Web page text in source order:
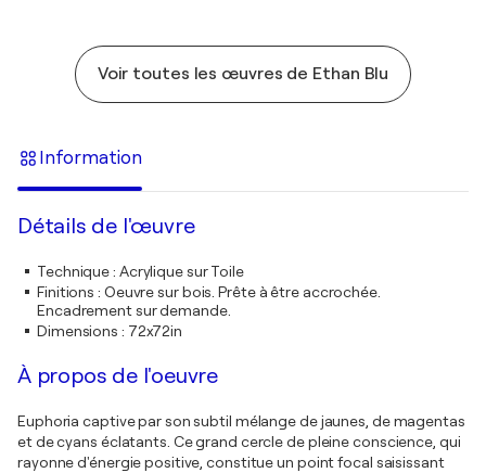
Voir toutes les œuvres de Ethan Blu
Information
Détails de l'œuvre
Technique: Acrylique sur Toile
Finitions : Oeuvre sur bois. Prête à être accrochée.
Encadrement sur demande.
Dimensions : 72x72in
À propos de l'oeuvre
Euphoria captive par son subtil mélange de jaunes, de magentas
et de cyans éclatants. Ce grand cercle de pleine conscience, qui
rayonne d'énergie positive, constitue un point focal saisissant